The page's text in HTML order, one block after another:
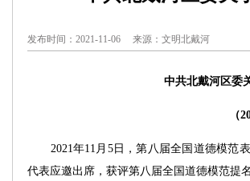
发布时间：2021-11-06 来源： 文明北戴河
中共北戴河区委
（
2021年11月5日，第八届全国道德模范
代表应邀出席，获评第八届全国道德模范提